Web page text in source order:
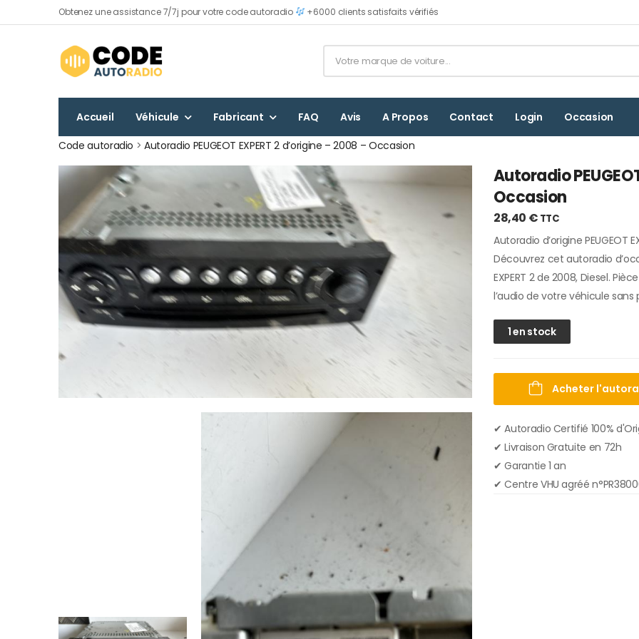
Obtenez une assistance 7/7j pour votre code autoradio +6000 clients satisfaits vérifiés
Accueil Véhicule Fabricant FAQ Avis A Propos Contact Login Occasion
Code autoradio >Autoradio PEUGEOT EXPERT 2 d’origine – 2008 – Occasion
Autoradio
Occasion
28,40 € TTC
Autoradio d’origine PEUGEOT
Découvrez cet autoradio
EXPERT 2 de 2008, Diesel.
l’audio de votre véhicule
1 en stock
Acheter
✔ Autoradio Certifié 100%
✔︎ Livraison Gratuite en 72h
✔︎ Garantie 1 an
✔︎ Centre VHU agréé